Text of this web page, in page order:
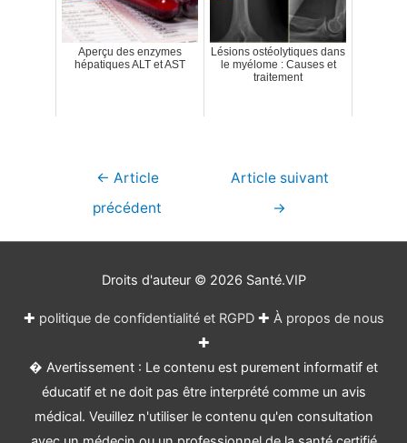
Aperçu des enzymes
hépatiques ALT et AST
Lésions ostéolytiques dans
le myélome : Causes et
traitement
Navigation
← Article
précédent
Article suivant
→
Droits d'auteur © 2026 Santé.VIP
✚ politique de confidentialité et RGPD✚ À propos de nous
✚
� Avertissement : Le contenu est purement informatif et
éducatif et ne doit pas être interprété comme un avis
médical. Veuillez n'utiliser le contenu qu'en consultation